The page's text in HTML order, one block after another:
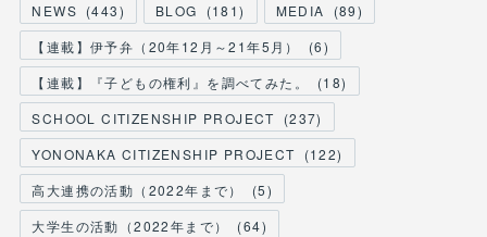
NEWS (443) BLOG (181) MEDIA (89)
【連載】伊予弁（20年12月～21年5月）
(6)
【連載】『子どもの権利』を調べてみた。
(18)
SCHOOL CITIZENSHIP PROJECT
(237)
YONONAKA CITIZENSHIP PROJECT
(122)
高大連携の活動（2022年まで）
(5)
大学生の活動（2022年まで）
(64)